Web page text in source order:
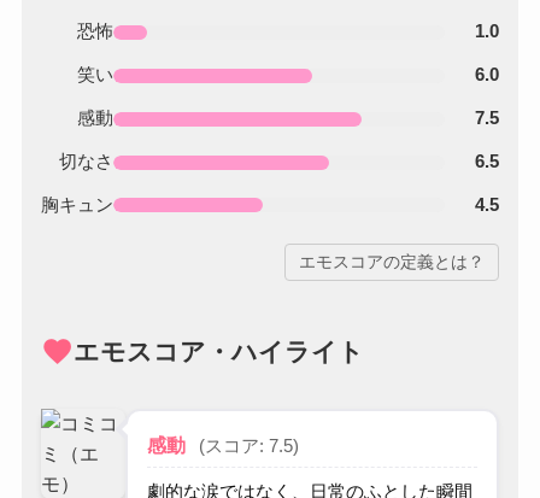
恐怖 1.0
笑い 6.0
感動 7.5
切なさ 6.5
胸キュン 4.5
エモスコアの定義とは？
favoriteエモスコア・ハイライト
感動 (スコア: 7.5)
劇的な涙ではなく、日常のふとした瞬間